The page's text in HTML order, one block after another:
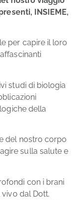
INSIEME,
per capire il loro
studi di biologia
della
del nostro corpo
sulla salute e
con i brani
dal Dott.